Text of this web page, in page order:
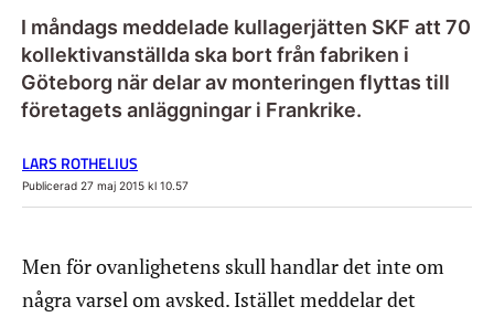
I måndags meddelade kullagerjätten SKF att 70
kollektivanställda ska bort från fabriken i
Göteborg när delar av monteringen flyttas till
företagets anläggningar i Frankrike.
LARS ROTHELIUS
Publicerad 27 maj 2015 kl 10.57
Men för ovanlighetens skull handlar det inte om
några varsel om avsked. Istället meddelar det